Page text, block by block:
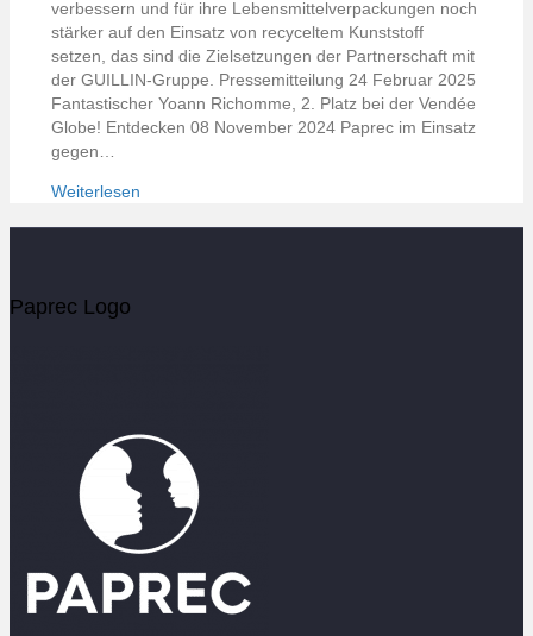
verbessern und für ihre Lebensmittelverpackungen noch
stärker auf den Einsatz von recyceltem Kunststoff
setzen, das sind die Zielsetzungen der Partnerschaft mit
der GUILLIN-Gruppe. Pressemitteilung 24 Februar 2025
Fantastischer Yoann Richomme, 2. Platz bei der Vendée
Globe! Entdecken 08 November 2024 Paprec im Einsatz
gegen…
Weiterlesen
Paprec Logo